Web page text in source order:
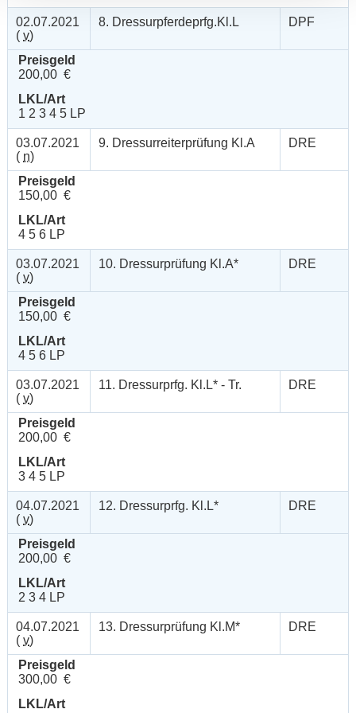
02.07.2021
( v)
8. Dressurpferdeprfg.Kl.L DPF
Preisgeld
200,00 €
LKL/Art
1 2 3 4 5 LP
03.07.2021
( n)
9. Dressurreiterprüfung Kl.A DRE
Preisgeld
150,00 €
LKL/Art
4 5 6 LP
03.07.2021
( v)
10. Dressurprüfung Kl.A* DRE
Preisgeld
150,00 €
LKL/Art
4 5 6 LP
03.07.2021
( v)
11. Dressurprfg. Kl.L* - Tr. DRE
Preisgeld
200,00 €
LKL/Art
3 4 5 LP
04.07.2021
( v)
12. Dressurprfg. Kl.L* DRE
Preisgeld
200,00 €
LKL/Art
2 3 4 LP
04.07.2021
( v)
13. Dressurprüfung Kl.M* DRE
Preisgeld
300,00 €
LKL/Art